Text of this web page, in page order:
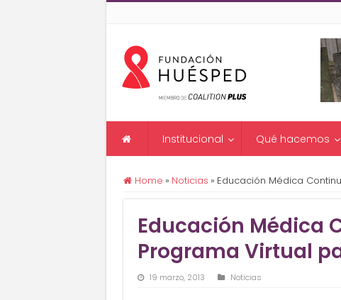
Institucional Qué hacemos
Home » Noticias » Educación Médica
Educación Médica
Programa Virtual
19 marzo, 2013 Noticias